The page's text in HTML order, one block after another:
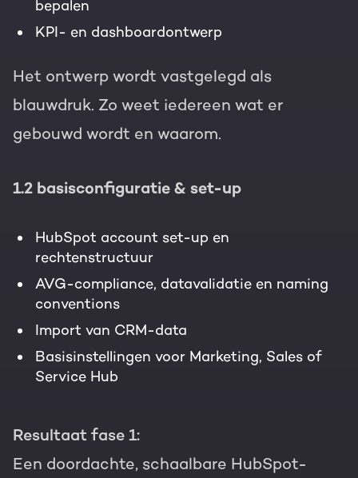
bepalen
KPI- en dashboardontwerp
Het ontwerp wordt vastgelegd als
blauwdruk. Zo weet iedereen wat er
gebouwd wordt en waarom.
1.2 basisconfiguratie & set-up
HubSpot account set-up en
rechtenstructuur
AVG-compliance, datavalidatie en naming
conventions
Import van CRM-data
Basisinstellingen voor Marketing, Sales of
Service Hub
Resultaat fase 1:
Een doordachte, schaalbare HubSpot-